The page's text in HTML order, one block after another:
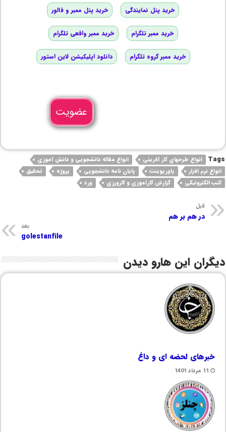
خرید پنل نمایندگی خرید پنل ممبر و فالور
خرید ممبر تلگرام خرید ممبر واقعی تلگرام
خرید ممبر گروه تلگرام دانلود اپلیکیشن لاین استور
عضویت
Tags انواع طرحهای کار آفرینی
انواع مقاله دانشجویی و دانش آموزی
انواع نرم افزار
پاورپوینت پایان نامه دانشجویی پروژه
تحقیق
کتب الکترونیکی
گزارش کارآموزی و کارورزی ورد
قبل
در هم بر هم
بعد
golestanfile
دیگران این هارو دیدن
خبرهای لحضه ای و داغ
11 مرداد 1401